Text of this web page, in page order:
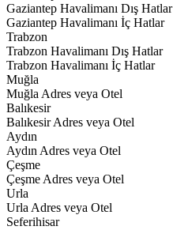
Gaziantep Havalimanı Dış Hatlar
Gaziantep Havalimanı İç Hatlar
Trabzon
Trabzon Havalimanı Dış Hatlar
Trabzon Havalimanı İç Hatlar
Muğla
Muğla Adres veya Otel
Balıkesir
Balıkesir Adres veya Otel
Aydın
Aydın Adres veya Otel
Çeşme
Çeşme Adres veya Otel
Urla
Urla Adres veya Otel
Seferihisar